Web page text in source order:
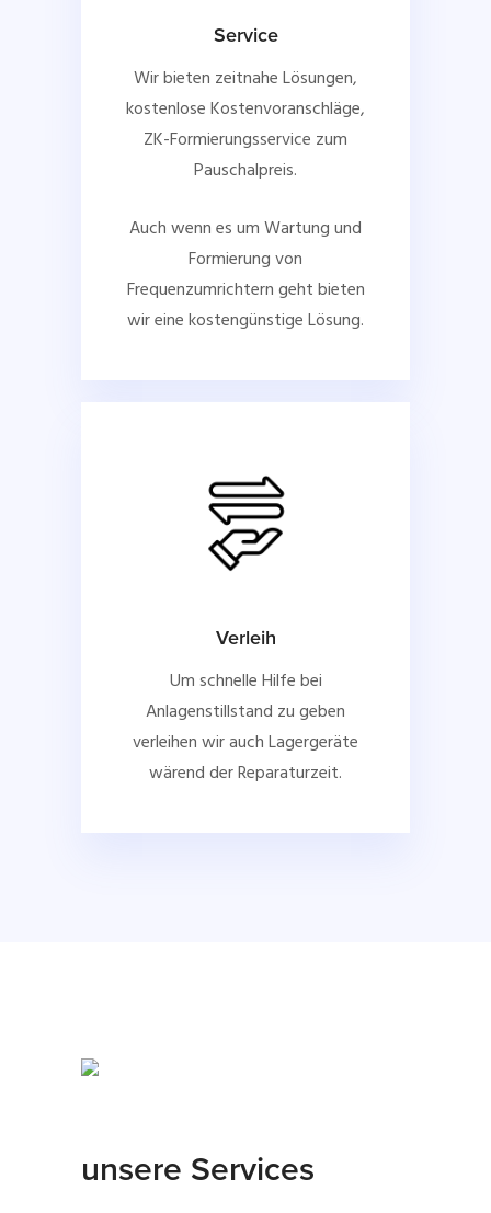
Service
Wir bieten zeitnahe Lösungen,
kostenlose Kostenvoranschläge,
ZK-Formierungsservice zum
Pauschalpreis.
Auch wenn es um Wartung und
Formierung von
Frequenzumrichtern geht bieten
wir eine kostengünstige Lösung.
Verleih
Um schnelle Hilfe bei
Anlagenstillstand zu geben
verleihen wir auch Lagergeräte
wärend der Reparaturzeit.
unsere Services